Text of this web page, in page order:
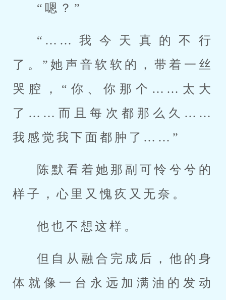
“嗯？”
“……我今天真的不行
了。”她声音软软的，带着一丝
哭腔，“你、你那个……太大
了……而且每次都那么久……
我感觉我下面都肿了……”
陈默看着她那副可怜兮兮的
样子，心里又愧疚又无奈。
他也不想这样。
但自从融合完成后，他的身
体就像一台永远加满油的发动